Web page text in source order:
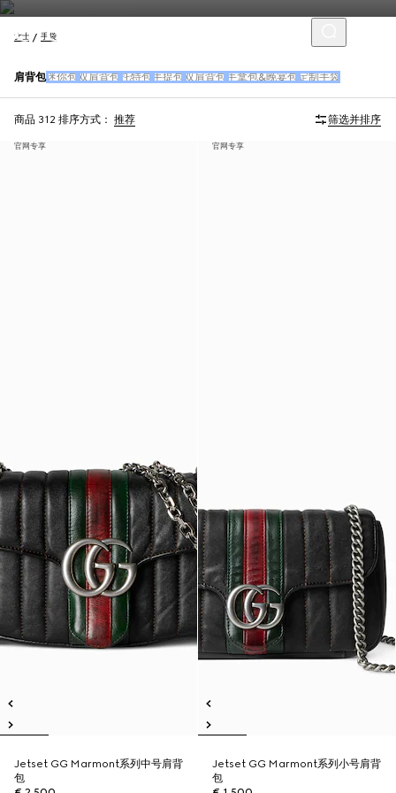
女士 手袋
肩背包迷你包 双肩背包 托特包 手提包 双肩背包 手拿包&晚宴包 定制手袋
商品 312 排序方式： 推荐 筛选并排序
官网专享
Jetset GG Marmont系列中号肩背
包
官网专享
Jetset GG Marmont系列小号肩背
包